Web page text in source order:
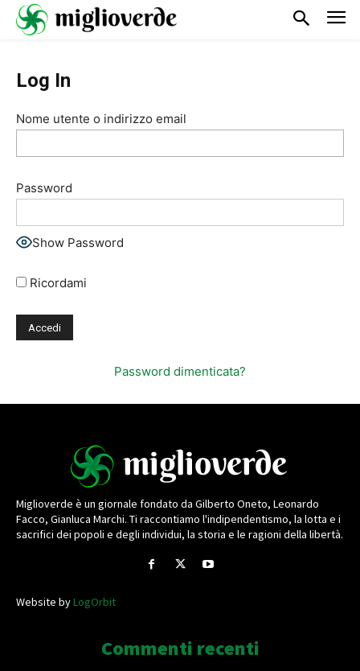
Log In
Nome utente o indirizzo email
Password
Show Password
Ricordami
Password dimenticata?
Miglioverde è un giornale fondato da Gilberto Oneto, Leonardo
Facco, Gianluca Marchi. Ti raccontiamo l'indipendentismo, la lotta e i
sacrifici dei popoli e degli individui, la storia e le ragioni della libertà.
Website byLogOrbit
Commenti recenti